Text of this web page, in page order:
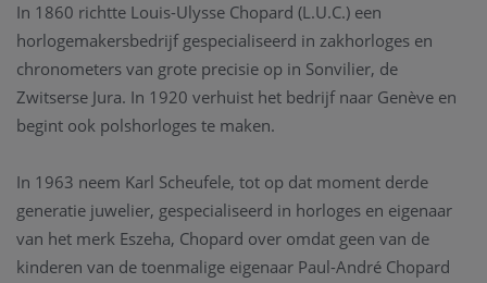
In 1860 richtte Louis-Ulysse Chopard (L.U.C.) een
horlogemakersbedrijf gespecialiseerd in zakhorloges en
chronometers van grote precisie op in Sonvilier, de
Zwitserse Jura. In 1920 verhuist het bedrijf naar Genève en
begint ook polshorloges te maken.
In 1963 neem Karl Scheufele, tot op dat moment derde
generatie juwelier, gespecialiseerd in horloges en eigenaar
van het merk Eszeha, Chopard over omdat geen van de
kinderen van de toenmalige eigenaar Paul-André Chopard